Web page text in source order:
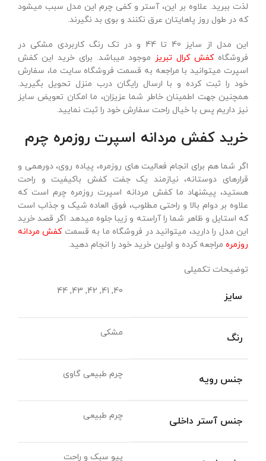
لذت ببرید. علاوه بر این، آستر و کفی چرم این مدل سبب میشود
که در طول روز پاهایتان عرق نکنند و بوی بد نگیرند.
این مدل از سایز 40 تا 44 و در تک رنگ کاربردی مشکی در
فروشگاهکفش کرال تبریز موجود میباشد. برای خرید این کفش
اسپرت میتوانید با مراجعه به قسمت فروشگاه سایت ما، سفارش
خود را ثبت کرده و با ارسال رایگان درب منزل تحویل بگیرید.
همچنین جهت اطمینان خاطر شما عزیزان، ما امکان تعویض سایز
نیز داریم پس با خیال راحت سفارش خود را ثبت نمایید.
خرید کفش مردانه اسپرت روزمره چرم
اگر شما هم برای انجام فعالیت های روزمره، پیاده روی، دورهمی و
قرارهای دوستانه، نیازمند یک جفت کفش باکیفیت و راحت
هستید، پیشنهاد ما کفش مردانه اسپرت روزمره چرم است که
علاوه بر دوام بالا و راحتی مطلوب، فوق العاده شیک و جذاب است
که استایل و ظاهر شما را آراسته و زیبا جلوه میدهد. اگر قصد خرید
این مدل را دارید، میتوانید در فروشگاه ما به قسمتکفش مردانه
روزمره مراجعه کرده و اولین خرید خود را انجام دهید.
توضیحات تکمیلی
سایز 40, 41, 42, 43, 44
رنگ مشکی
جنس رویه چرم طبیعی گاوی
جنس آستر داخلی چرم طبیعی
پیو سبک و راحت